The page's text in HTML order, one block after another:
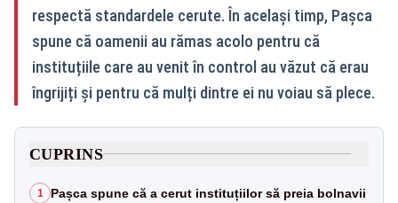
respectă standardele cerute. În același timp, Pașca
spune că oamenii au rămas acolo pentru că
instituțiile care au venit în control au văzut că erau
îngrijiți și pentru că mulți dintre ei nu voiau să plece.
CUPRINS
1 Pașca spune că a cerut instituțiilor să preia bolnavii